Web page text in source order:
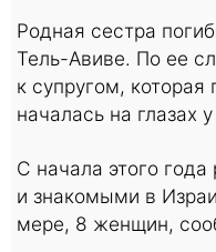
Родная сестра
Тель-Авиве. По ее
к супругом, которая
началась на глазах
С начала этого
и знакомыми в
мере, 8 женщин,